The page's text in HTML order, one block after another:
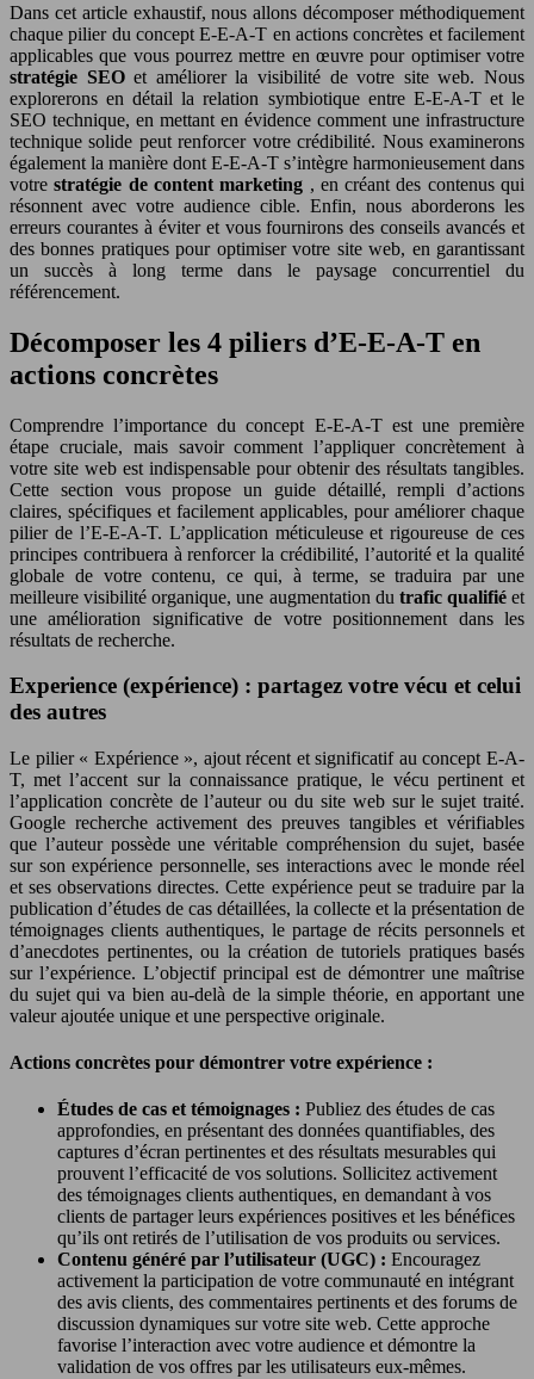
Dans cet article exhaustif, nous allons décomposer méthodiquement
chaque pilier du concept E-E-A-T en actions concrètes et facilement
applicables que vous pourrez mettre en œuvre pour optimiser votre
stratégie SEOet améliorer la visibilité de votre site web. Nous
explorerons en détail la relation symbiotique entre E-E-A-T et le
SEO technique, en mettant en évidence comment une infrastructure
technique solide peut renforcer votre crédibilité. Nous examinerons
également la manière dont E-E-A-T s’intègre harmonieusement dans
votrestratégie de content marketing , en créant des contenus qui
résonnent avec votre audience cible. Enfin, nous aborderons les
erreurs courantes à éviter et vous fournirons des conseils avancés et
des bonnes pratiques pour optimiser votre site web, en garantissant
un succès à long terme dans le paysage concurrentiel du
référencement.
Décomposer les 4 piliers d’E-E-A-T en
actions concrètes
Comprendre l’importance du concept E-E-A-T est une première
étape cruciale, mais savoir comment l’appliquer concrètement à
votre site web est indispensable pour obtenir des résultats tangibles.
Cette section vous propose un guide détaillé, rempli d’actions
claires, spécifiques et facilement applicables, pour améliorer chaque
pilier de l’E-E-A-T. L’application méticuleuse et rigoureuse de ces
principes contribuera à renforcer la crédibilité, l’autorité et la qualité
globale de votre contenu, ce qui, à terme, se traduira par une
meilleure visibilité organique, une augmentation du trafic qualifié et
une amélioration significative de votre positionnement dans les
résultats de recherche.
Experience (expérience) : partagez votre vécu et celui
des autres
Le pilier « Expérience », ajout récent et significatif au concept E-A-
T, met l’accent sur la connaissance pratique, le vécu pertinent et
l’application concrète de l’auteur ou du site web sur le sujet traité.
Google recherche activement des preuves tangibles et vérifiables
que l’auteur possède une véritable compréhension du sujet, basée
sur son expérience personnelle, ses interactions avec le monde réel
et ses observations directes. Cette expérience peut se traduire par la
publication d’études de cas détaillées, la collecte et la présentation de
témoignages clients authentiques, le partage de récits personnels et
d’anecdotes pertinentes, ou la création de tutoriels pratiques basés
sur l’expérience. L’objectif principal est de démontrer une maîtrise
du sujet qui va bien au-delà de la simple théorie, en apportant une
valeur ajoutée unique et une perspective originale.
Actions concrètes pour démontrer votre expérience :
Études de cas et témoignages : Publiez des études de cas
approfondies, en présentant des données quantifiables, des
captures d’écran pertinentes et des résultats mesurables qui
prouvent l’efficacité de vos solutions. Sollicitez activement
des témoignages clients authentiques, en demandant à vos
clients de partager leurs expériences positives et les bénéfices
qu’ils ont retirés de l’utilisation de vos produits ou services.
Contenu généré par l’utilisateur (UGC) : Encouragez
activement la participation de votre communauté en intégrant
des avis clients, des commentaires pertinents et des forums de
discussion dynamiques sur votre site web. Cette approche
favorise l’interaction avec votre audience et démontre la
validation de vos offres par les utilisateurs eux-mêmes.